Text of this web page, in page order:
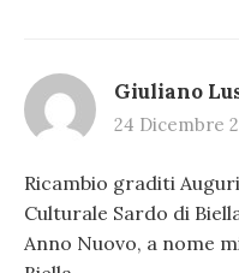
Giuliano
24 Dicembre
Ricambio graditi
Culturale Sardo di
Anno Nuovo, a nome